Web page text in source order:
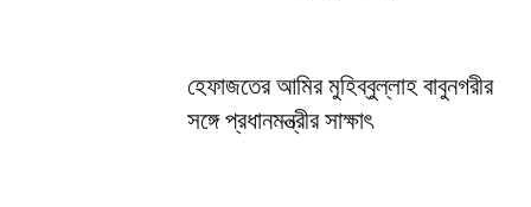
হেফাজতের আমির মুহিব্বুল্লাহ বাবুনগরীর
সঙ্গে প্রধানমন্ত্রীর সাক্ষাৎ